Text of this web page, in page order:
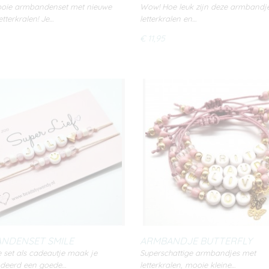
armbandenset met nieuwe
Je…
SPARKLE
Wow! Hoe leuk zijn deze
letterkralen en…
€ 11,95
SMILE
GOLD)
set als cadeautje maak je
een goede…
ARMBANDJE BUTTERFLY
Superschattige armbandjes met
letterkralen, mooie kleine…